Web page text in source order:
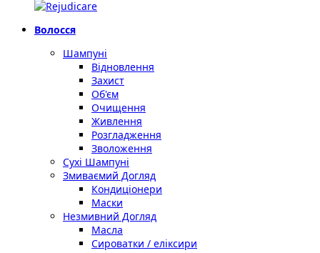
Волосся
Шампуні
Відновлення
Захист
Об'єм
Очищення
Живлення
Розгладження
Зволоження
Сухі Шампуні
Змиваємий Догляд
Кондиціонери
Маски
Незмивний Догляд
Масла
Сироватки / еліксири